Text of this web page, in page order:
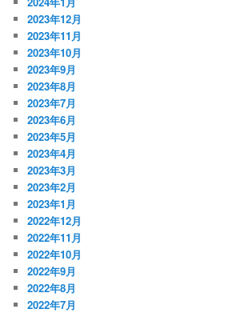
2023年12月
2023年11月
2023年10月
2023年9月
2023年8月
2023年7月
2023年6月
2023年5月
2023年4月
2023年3月
2023年2月
2023年1月
2022年12月
2022年11月
2022年10月
2022年9月
2022年8月
2022年7月